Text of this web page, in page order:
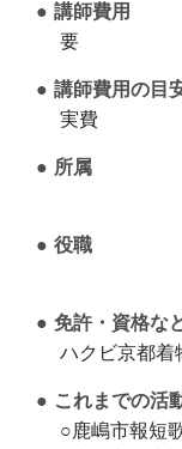
講師費用
要
講師費用の目
実費
所属
役職
免許・資格な
ハクビ京都
これまでの活
○鹿嶋市報短